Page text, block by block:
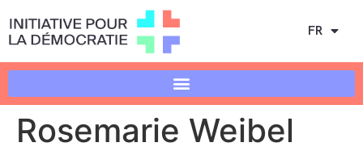
FR
Rosemarie Weibel